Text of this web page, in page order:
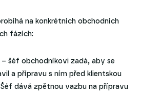
na konkrétních obchodních
fázích:
– šéf obchodníkovi zadá, aby se
a přípravu s ním před klientskou
Šéf dává zpětnou vazbu na přípravu